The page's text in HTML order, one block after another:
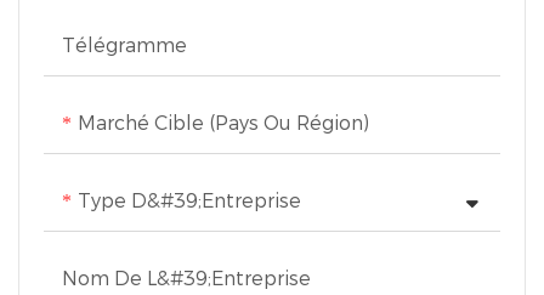
Télégramme
Marché Cible (pays Ou Région)
Type D&#39;entreprise
Nom De L&#39;entreprise